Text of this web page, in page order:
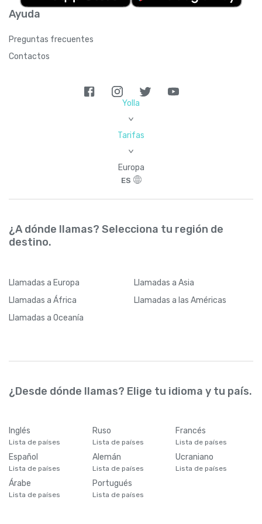
Ayuda
Preguntas frecuentes
Contactos
Yolla
>
Tarifas
>
Europa
ES
¿A dónde llamas? Selecciona tu región de
destino.
Llamadas a Europa Llamadas a Asia
Llamadas a África Llamadas a las Américas
Llamadas a Oceanía
¿Desde dónde llamas? Elige tu idioma y tu país.
Inglés
Lista de países
Ruso
Lista de países
Francés
Lista de países
Español
Lista de países
Alemán
Lista de países
Ucraniano
Lista de países
Árabe
Lista de países
Portugués
Lista de países